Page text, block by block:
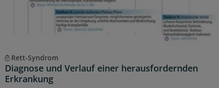
Rett-Syndrom
Diagnose und Verlauf einer herausfordernden
Erkrankung